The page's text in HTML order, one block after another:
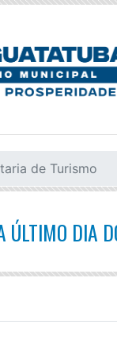
de Turismo
ÚLTIMO DIA